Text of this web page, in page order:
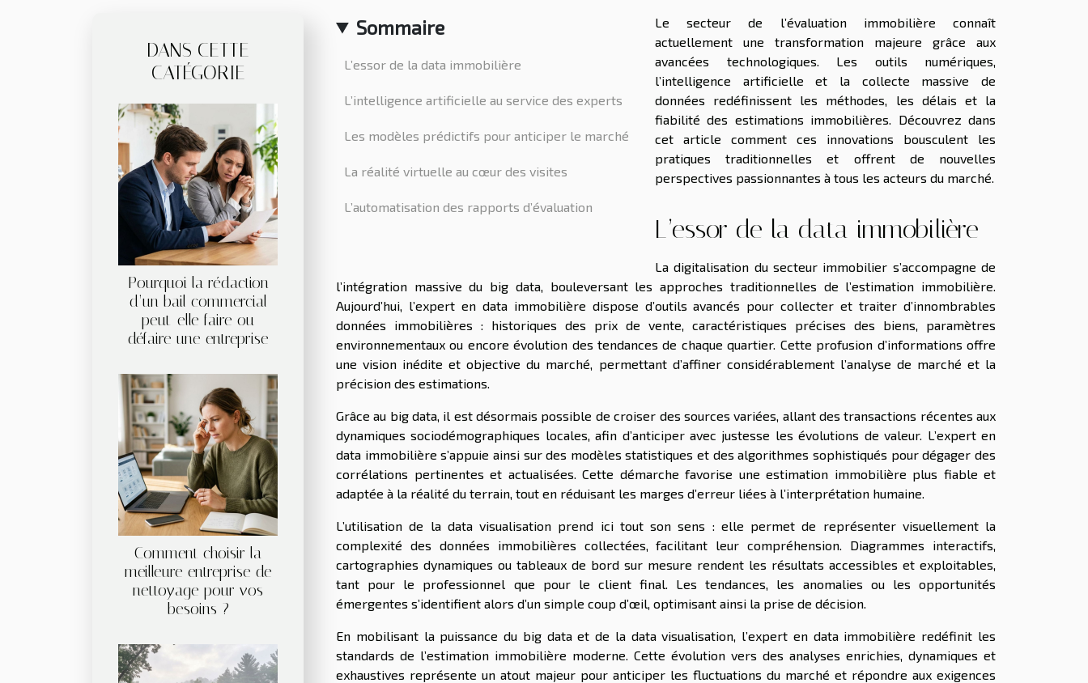
DANS CETTE
CATÉGORIE
Pourquoi la rédaction
d’un bail commercial
peut-elle faire ou
défaire une entreprise
Comment choisir la
meilleure entreprise de
nettoyage pour vos
besoins ?
Sommaire
L’essor de la data immobilière
L’intelligence artificielle au service des experts
Les modèles prédictifs pour anticiper le marché
La réalité virtuelle au cœur des visites
L’automatisation des rapports d’évaluation
Le secteur de l’évaluation immobilière connaît
actuellement une transformation majeure grâce aux
avancées technologiques. Les outils numériques,
l’intelligence artificielle et la collecte massive de
données redéfinissent les méthodes, les délais et la
fiabilité des estimations immobilières. Découvrez dans
cet article comment ces innovations bousculent les
pratiques traditionnelles et offrent de nouvelles
perspectives passionnantes à tous les acteurs du marché.
L’essor de la data immobilière
La digitalisation du secteur immobilier s’accompagne de
l’intégration massive du big data, bouleversant les approches traditionnelles de l’estimation immobilière.
Aujourd’hui, l’expert en data immobilière dispose d’outils avancés pour collecter et traiter d’innombrables
données immobilières : historiques des prix de vente, caractéristiques précises des biens, paramètres
environnementaux ou encore évolution des tendances de chaque quartier. Cette profusion d’informations offre
une vision inédite et objective du marché, permettant d’affiner considérablement l’analyse de marché et la
précision des estimations.
Grâce au big data, il est désormais possible de croiser des sources variées, allant des transactions récentes aux
dynamiques sociodémographiques locales, afin d’anticiper avec justesse les évolutions de valeur. L’expert en
data immobilière s’appuie ainsi sur des modèles statistiques et des algorithmes sophistiqués pour dégager des
corrélations pertinentes et actualisées. Cette démarche favorise une estimation immobilière plus fiable et
adaptée à la réalité du terrain, tout en réduisant les marges d’erreur liées à l’interprétation humaine.
L’utilisation de la data visualisation prend ici tout son sens : elle permet de représenter visuellement la
complexité des données immobilières collectées, facilitant leur compréhension. Diagrammes interactifs,
cartographies dynamiques ou tableaux de bord sur mesure rendent les résultats accessibles et exploitables,
tant pour le professionnel que pour le client final. Les tendances, les anomalies ou les opportunités
émergentes s’identifient alors d’un simple coup d’œil, optimisant ainsi la prise de décision.
En mobilisant la puissance du big data et de la data visualisation, l’expert en data immobilière redéfinit les
standards de l’estimation immobilière moderne. Cette évolution vers des analyses enrichies, dynamiques et
exhaustives représente un atout majeur pour anticiper les fluctuations du marché et répondre aux exigences